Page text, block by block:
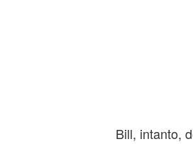
Bill, intanto,